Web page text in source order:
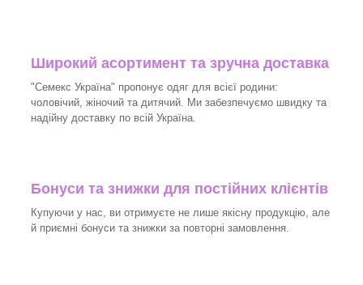
Широкий асортимент та зручна доставка
"Семекс Україна" пропонує одяг для всієї родини:
чоловічий, жіночий та дитячий. Ми забезпечуємо швидку та
надійну доставку по всій Україна.
Бонуси та знижки для постійних клієнтів
Купуючи у нас, ви отримуєте не лише якісну продукцію, але
й приємні бонуси та знижки за повторні замовлення.